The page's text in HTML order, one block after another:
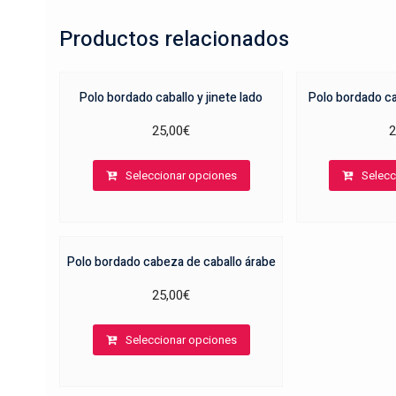
Productos relacionados
Polo bordado caballo y jinete lado
25,00€
Seleccionar opciones
Este
Las
pueden
elegir
Polo bordado
Polo bordado cabeza de caballo árabe
25,00€
Seleccionar opciones
Este